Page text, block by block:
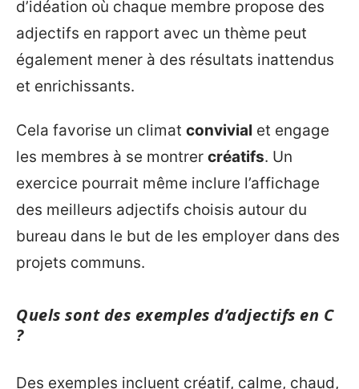
d’idéation où chaque membre propose des
adjectifs en rapport avec un thème peut
également mener à des résultats inattendus
et enrichissants.
Cela favorise un climat convivial et engage
les membres à se montrer créatifs. Un
exercice pourrait même inclure l’affichage
des meilleurs adjectifs choisis autour du
bureau dans le but de les employer dans des
projets communs.
Quels sont des exemples d’adjectifs en C
?
Des exemples incluent créatif, calme, chaud,